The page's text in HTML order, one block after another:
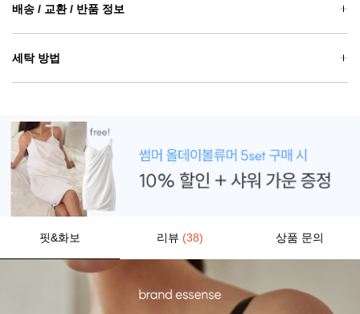
배송 / 교환 / 반품 정보
세탁 방법
핏&화보 리뷰 (38) 상품 문의